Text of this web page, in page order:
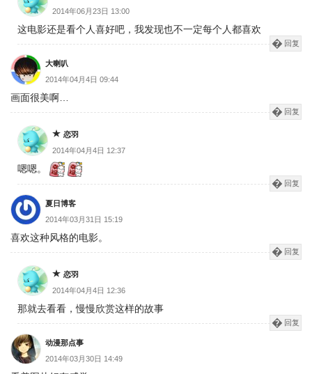
2014年06月23日 13:00
这电影还是看个人喜好吧，我发现也不一定每个人都喜欢
回复
大喇叭
2014年04月4日 09:44
画面很美啊…
回复
恋羽
2014年04月4日 12:37
嗯嗯。
回复
夏日博客
2014年03月31日 15:19
喜欢这种风格的电影。
回复
恋羽
2014年04月4日 12:36
那就去看看，慢慢欣赏这样的故事
回复
动漫那点事
2014年03月30日 14:49